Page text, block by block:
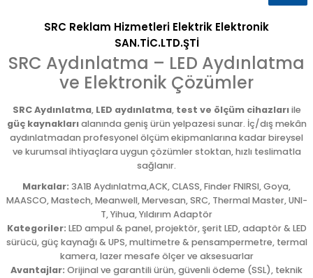
SRC Reklam Hizmetleri Elektrik Elektronik
SAN.TİC.LTD.ŞTİ
SRC Aydınlatma – LED Aydınlatma
ve Elektronik Çözümler
SRC Aydınlatma, LED aydınlatma, test ve ölçüm cihazlarıile
güç kaynaklarıalanında geniş ürün yelpazesi sunar. İç/dış mekân
aydınlatmadan profesyonel ölçüm ekipmanlarına kadar bireysel
ve kurumsal ihtiyaçlara uygun çözümler stoktan, hızlı teslimatla
sağlanır.
Markalar: 3A1B Aydınlatma,ACK, CLASS, Finder FNIRSI, Goya,
MAASCO, Mastech, Meanwell, Mervesan, SRC, Thermal Master, UNI-
T, Yihua, Yıldırım Adaptör
Kategoriler: LED ampul & panel, projektör, şerit LED, adaptör & LED
sürücü, güç kaynağı & UPS, multimetre & pensampermetre, termal
kamera, lazer mesafe ölçer ve aksesuarlar
Avantajlar: Orijinal ve garantili ürün, güvenli ödeme (SSL), teknik